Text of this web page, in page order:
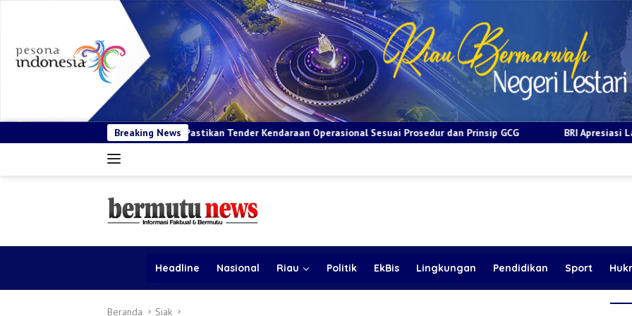
Breaking News
BSP Pastikan Tender Kendaraan Operasional Sesuai Prosedur dan Prinsip GCG BRI Apresiasi Layanan Kepada Pensiunan
Headline Nasional Riau Politik EkBis Lingkungan Pendidikan Sport
Beranda Siak